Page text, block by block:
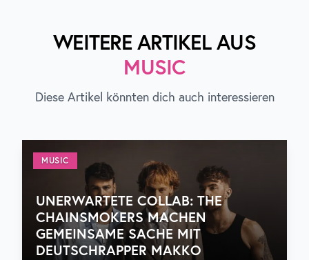
WEITERE ARTIKEL AUS
MUSIC
Diese Artikel könnten dich auch interessieren
MUSIC
UNERWARTETE COLLAB: THE
CHAINSMOKERS MACHEN
GEMEINSAME SACHE MIT
DEUTSCHRAPPER MAKKO